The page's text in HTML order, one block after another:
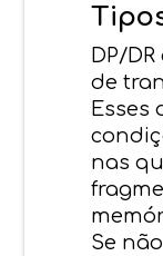
DP/
de
Esses
nas
Se